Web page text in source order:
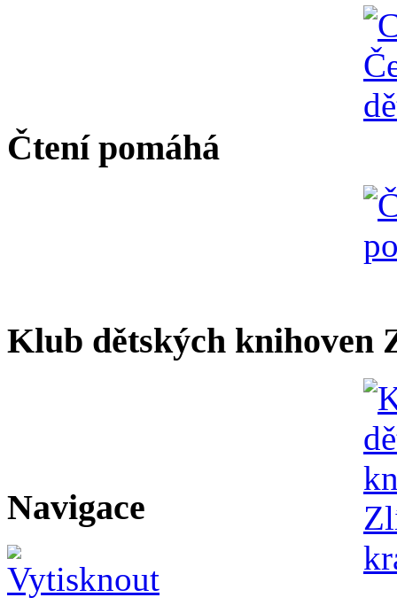
Čtení pomáhá
Klub dětských knihoven
Navigace